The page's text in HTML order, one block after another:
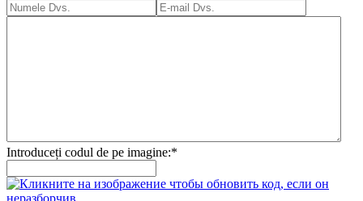
Introduceți codul de pe imagine:*